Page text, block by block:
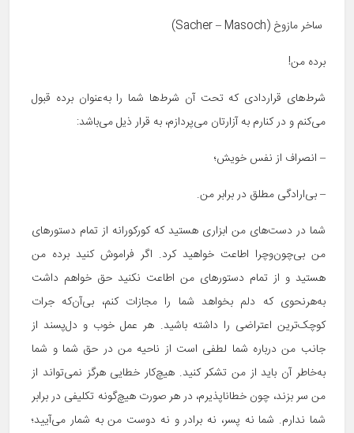
ساخر مازوخ (Sacher – Masoch)
برده من!
شرط‌های قراردادی که تحت آن شرط‌ها شما را به‌عنوان برده قبول
می‌کنم و در کنارم به آزارتان می‌پردازم، به قرار ذیل می‌باشد:
– انصراف از نفس خویش؛
– بی‌ارادگی مطلق در برابر من.
شما در دست‌های من ابزاری هستید که کورکورانه از تمام دستورهای
من بی‌چون‌وچرا اطاعت خواهید کرد. اگر فراموش کنید برده من
هستید و از تمام دستورهای من اطاعت نکنید حق خواهم داشت
به‌هرنحوی که دلم بخواهد شما را مجازات کنم، بی‌آ‌ن‌که جرات
کوچک‌ترین اعتراضی را داشته باشید. هر عمل خوب و دل‌پسند از
جانب من درباره شما لطفی است از ناحیه من در حق شما و شما
به‌خاطر آن باید از من تشکر کنید. هیچ‌کار خطایی هرگز نمی‌تواند از
من سر بزند، چون خطاناپذیرم، در هر صورت هیچ‌گونه تکلیفی در برابر
شما ندارم. شما نه پسر، نه برادر و نه دوست من به شمار می‌آیید؛